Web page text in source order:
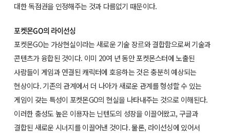
대한 독점권을 인정해주는 것과 다름없기 때문이다.
포켓몬GO의 라이선싱
포켓몬GO는 가상현실이라는 새로운 기술 장르와 결합함으로써 기술과
콘텐츠가 융합된 것이다. 이미 20여 년 동안 포켓몬스터에 노출된
사람들이 게임과 연결된 캐릭터에 호응하는 것은 충분히 예상되는
현상이다. 기존의 관계에서 더 나아가 새로운 관계를 형성할 수 있는
게임이 갖는 특성이 포켓몬GO의 현실을 나타내주는 것으로 이해된다.
이러한 충성도 높은 이용자는 닌텐도의 성장을 이끌어왔고, 구글과
결합된 새로운 시너지를 이끌어낸 것이다. 물론, 라이선싱에 있어서